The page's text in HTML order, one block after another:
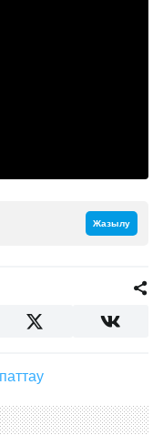
Жазылу